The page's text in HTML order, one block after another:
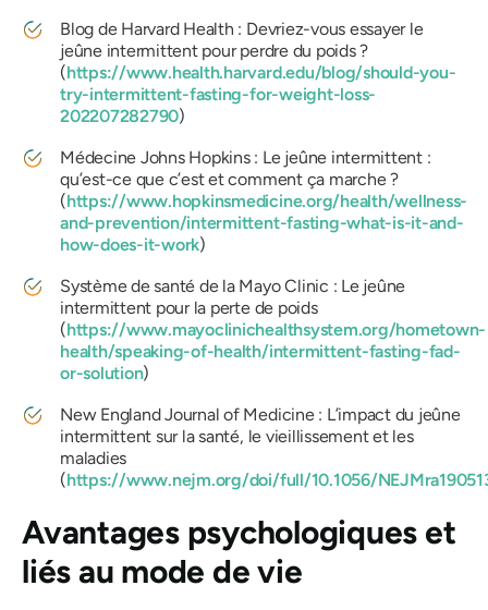
Blog de Harvard Health : Devriez-vous essayer le
jeûne intermittent pour perdre du poids ?
(https://www.health.harvard.edu/blog/should-you-
try-intermittent-fasting-for-weight-loss-
202207282790)
Médecine Johns Hopkins : Le jeûne intermittent :
qu’est-ce que c’est et comment ça marche ?
(https://www.hopkinsmedicine.org/health/wellness-
and-prevention/intermittent-fasting-what-is-it-and-
how-does-it-work)
Système de santé de la Mayo Clinic : Le jeûne
intermittent pour la perte de poids
(https://www.mayoclinichealthsystem.org/hometown-
health/speaking-of-health/intermittent-fasting-fad-
or-solution)
New England Journal of Medicine : L’impact du jeûne
intermittent sur la santé, le vieillissement et les
maladies
(https://www.nejm.org/doi/full/10.1056/
Avantages psychologiques et
liés au mode de vie